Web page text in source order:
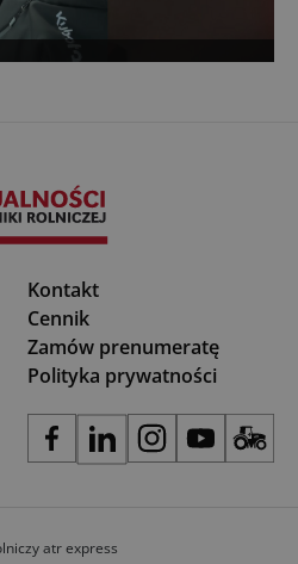
Kontakt
Cennik
Zamów prenumeratę
Polityka prywatności
atr express